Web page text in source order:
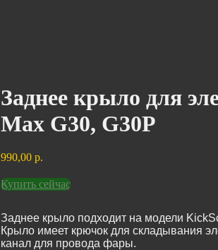
Заднее крыло для
Max G30, G30P
990,00 р.
Купить сейчас
Заднее крыло подходит на модели
Крыло имеет крючок для складывания
канал для провода фары.